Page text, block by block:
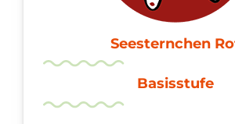
Seesternchen
Basisstufe